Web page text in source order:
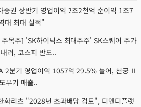
증권 상반기 영업이익 2조2천억 순이익 1조7
대 최대 실적"
목주] 'SK하이닉스 최대주주' SK스퀘어 주가
려, 코스피 반도..
2분기 영업이익 1057억 29.5% 늘어, 천궁-II
무기 매출..
화리츠 "2028년 초과배당 검토", 디앤디플랫